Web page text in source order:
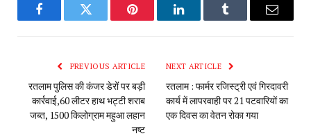
FacebookTwitter Pinterest LinkedInTumblr Email
PREVIOUS ARTICLE
रतलाम पुलिस की कंजर डेरों पर बड़ी
कार्रवाई,60 लीटर हाथ भट्टी शराब
जब्त, 1500 किलोग्राम महुआ लहान
नष्ट
NEXT ARTICLE
रतलाम : फार्मर रजिस्ट्री एवं गिरदावरी
कार्य में लापरवाही पर 21 पटवारियों का
एक दिवस का वेतन रोका गया